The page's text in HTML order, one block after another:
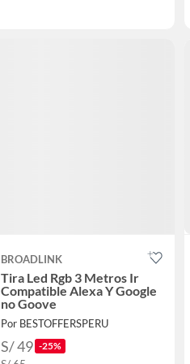
BROADLINK
Tira Led Rgb 3 Metros Ir
Compatible Alexa Y Google
no Goove
Por BESTOFFERSPERU
S/ 49 -25%